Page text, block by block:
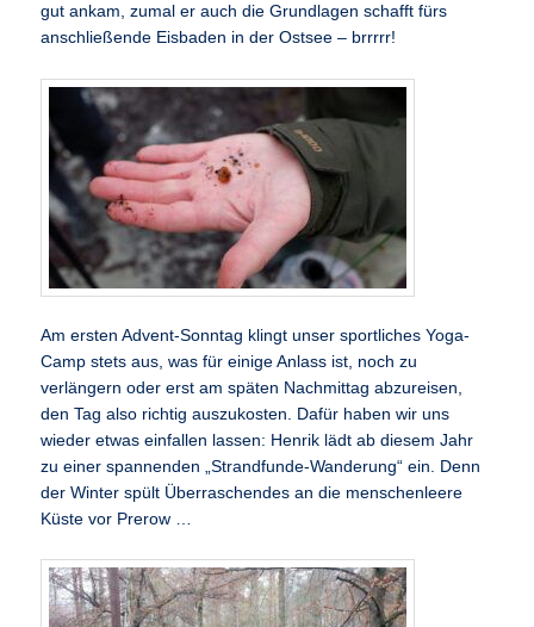
gut ankam, zumal er auch die Grundlagen schafft fürs
anschließende Eisbaden in der Ostsee – brrrrr!
Am ersten Advent-Sonntag klingt unser sportliches Yoga-
Camp stets aus, was für einige Anlass ist, noch zu
verlängern oder erst am späten Nachmittag abzureisen,
den Tag also richtig auszukosten. Dafür haben wir uns
wieder etwas einfallen lassen: Henrik lädt ab diesem Jahr
zu einer spannenden „Strandfunde-Wanderung“ ein. Denn
der Winter spült Überraschendes an die menschenleere
Küste vor Prerow …